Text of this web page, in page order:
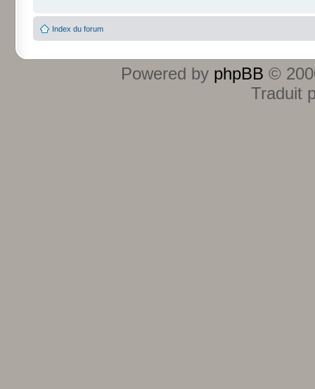
Index du forum
Powered by phpBB ©
Traduit